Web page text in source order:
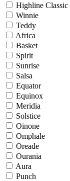
Highline Classic
Winnie
Teddy
Africa
Basket
Spirit
Sunrise
Salsa
Equator
Equinox
Meridia
Solstice
Oinone
Omphale
Oreade
Ourania
Aura
Punch